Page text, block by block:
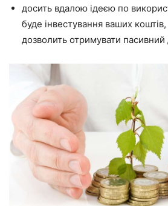
досить вдалою ідеєю по
буде інвестування ваших
дозволить отримувати пасивний